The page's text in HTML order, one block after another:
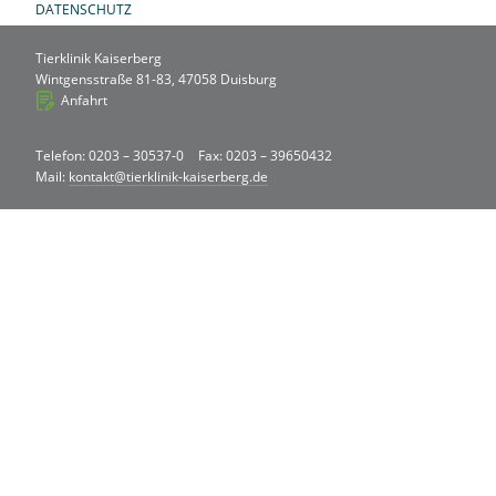
DATENSCHUTZ
Tierklinik Kaiserberg
Wintgensstraße 81-83, 47058 Duisburg
Anfahrt
Telefon: 0203 – 30537-0
Fax: 0203 – 39650432
Mail: kontakt@tierklinik-kaiserberg.de